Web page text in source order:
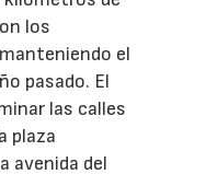
los
el
pasado. El
las calles
plaza
avenida del